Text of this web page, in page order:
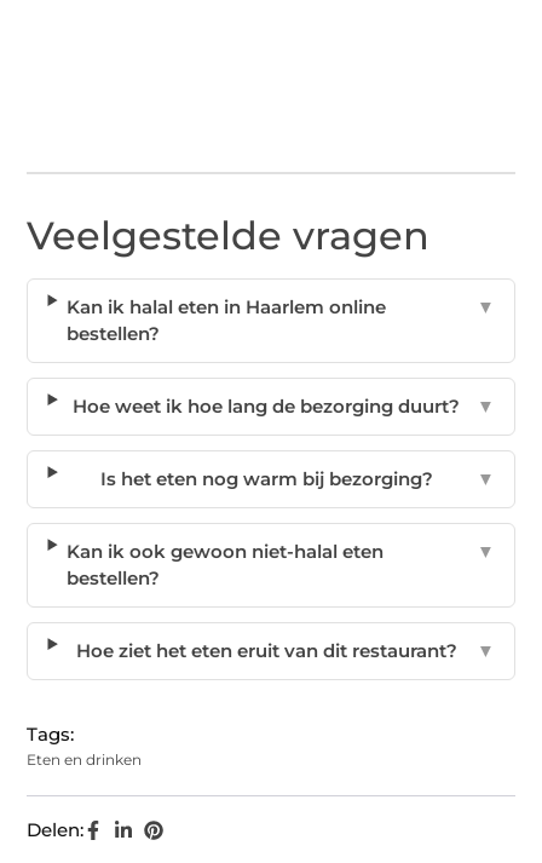
Veelgestelde vragen
Kan ik halal eten in Haarlem online
bestellen?
▼
Hoe weet ik hoe lang de bezorging duurt? ▼
Is het eten nog warm bij bezorging? ▼
Kan ik ook gewoon niet-halal eten
bestellen?
▼
Hoe ziet het eten eruit van dit restaurant? ▼
Tags:
Eten en drinken
Delen: